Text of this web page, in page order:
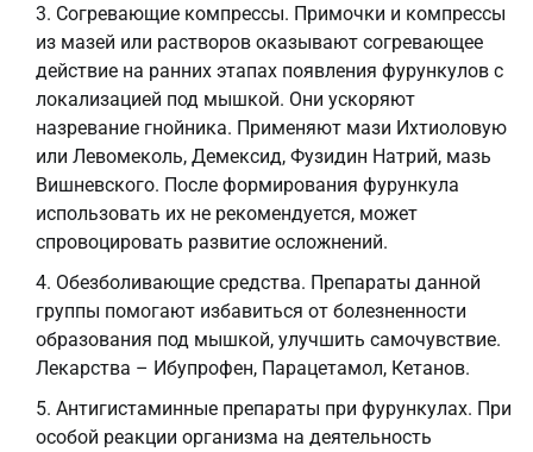
Согревающие компрессы. Примочки и компрессы
из мазей или растворов оказывают согревающее
действие на ранних этапах появления фурункулов с
локализацией под мышкой. Они ускоряют
назревание гнойника. Применяют мази Ихтиоловую
или Левомеколь, Демексид, Фузидин Натрий, мазь
Вишневского. После формирования фурункула
использовать их не рекомендуется, может
спровоцировать развитие осложнений.
Обезболивающие средства. Препараты данной
группы помогают избавиться от болезненности
образования под мышкой, улучшить самочувствие.
Лекарства – Ибупрофен, Парацетамол, Кетанов.
Антигистаминные препараты при фурункулах. При
особой реакции организма на деятельность